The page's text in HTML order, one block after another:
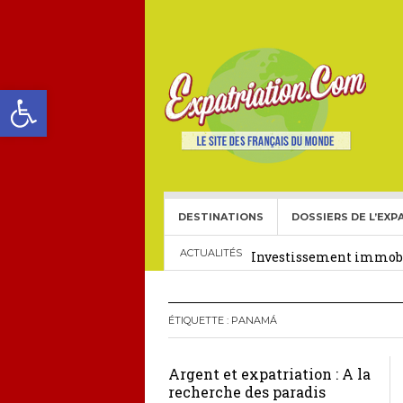
Ouvrir la barre d’outils
DESTINATIONS DOSSIERS DE
ACTUALITÉS
Choisir une école
Investissement
Crédit Immobilier pour
Le visa américain Gold
Héritage pour Français
ÉTIQUETTE : PANAMÁ
Argent et expatriation : A la
recherche des paradis